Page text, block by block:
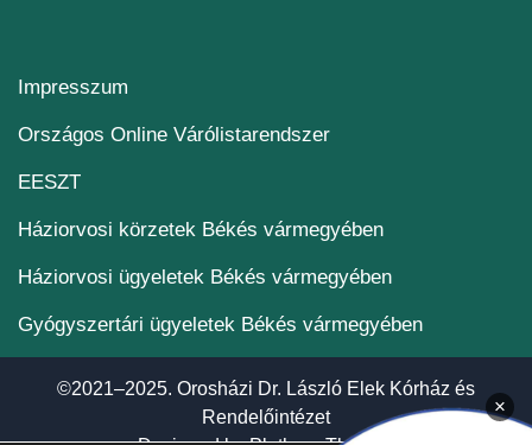
Impresszum
Országos Online Várólistarendszer(új ablakban nyílik
EESZT(új ablakban nyílik meg)
Háziorvosi körzetek Békés vármegyében
Háziorvosi ügyeletek Békés vármegyében
Gyógyszertári ügyeletek Békés vármegyében
©2021–2025. Orosházi Dr. László Elek Kórház és
Rendelőintézet
×